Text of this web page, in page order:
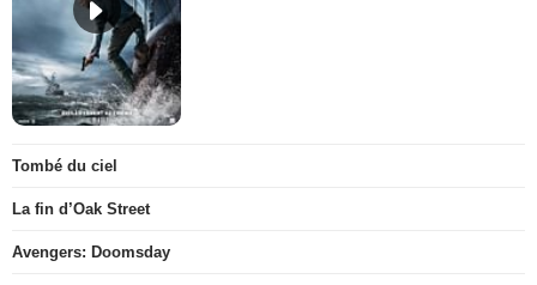
Tombé du ciel
La fin d’Oak Street
Avengers: Doomsday